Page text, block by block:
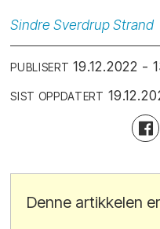
Sindre Sverdrup Strand
PUBLISERT 19.12.2022 -
SIST OPPDATERT
Denne artikkelen